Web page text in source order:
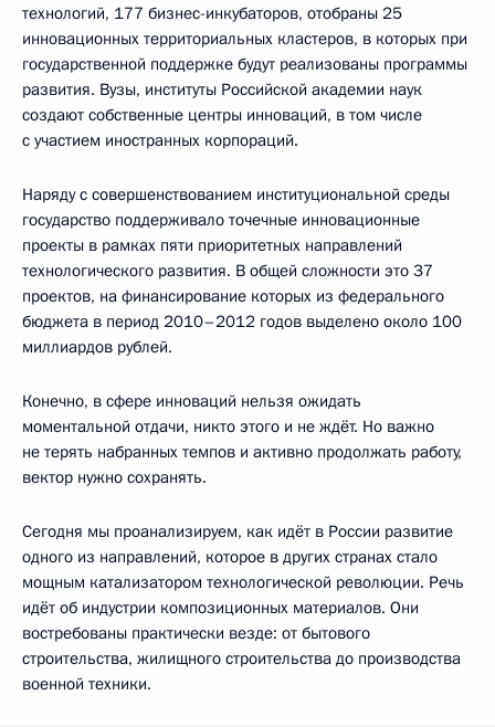
технологий, 177 бизнес-инкубаторов, отобраны 25
инновационных территориальных кластеров, в которых при
государственной поддержке будут реализованы программы
развития. Вузы, институты Российской академии наук
создают собственные центры инноваций, в том числе
с участием иностранных корпораций.
Наряду с совершенствованием институциональной среды
государство поддерживало точечные инновационные
проекты в рамках пяти приоритетных направлений
технологического развития. В общей сложности это 37
проектов, на финансирование которых из федерального
бюджета в период 2010–2012 годов выделено около 100
миллиардов рублей.
Конечно, в сфере инноваций нельзя ожидать
моментальной отдачи, никто этого и не ждёт. Но важно
не терять набранных темпов и активно продолжать работу,
вектор нужно сохранять.
Сегодня мы проанализируем, как идёт в России развитие
одного из направлений, которое в других странах стало
мощным катализатором технологической революции. Речь
идёт об индустрии композиционных материалов. Они
востребованы практически везде: от бытового
строительства, жилищного строительства до производства
военной техники.